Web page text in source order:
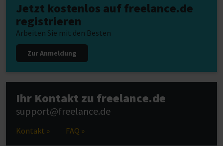
Jetzt kostenlos auf freelance.de
registrieren
Arbeiten Sie mit den Besten
Zur Anmeldung
Ihr Kontakt zu freelance.de
support@freelance.de
Kontakt » FAQ »